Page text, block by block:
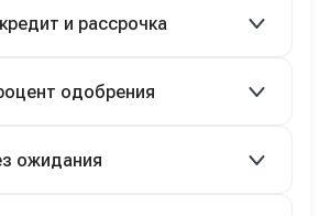
и рассрочка
года при первом взносе 35–50%.
одобрения
ожидания